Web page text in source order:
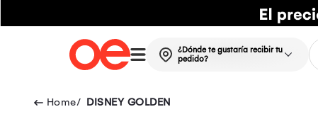
¿Dónde te gustaría recibir tu
pedido?
DISNEY GOLDEN